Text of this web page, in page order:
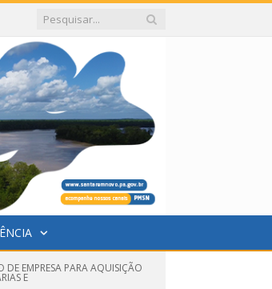
EMPRESA PARA AQUISIÇÃO
E